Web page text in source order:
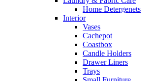
Home Detergenets
Interior
Vases
Cachepot
Coastbox
Candle Holders
Drawer Liners
Trays